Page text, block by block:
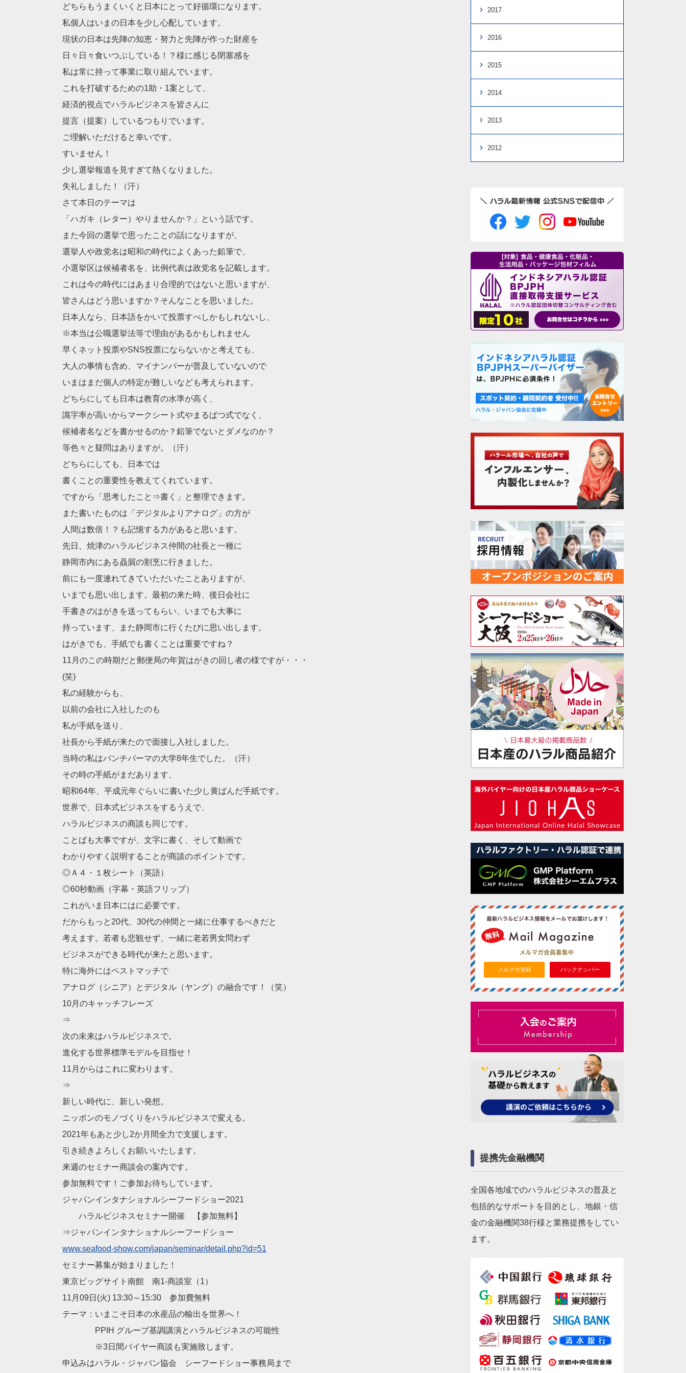
どちらもうまくいくと日本にとって好循環になります。
私個人はいまの日本を少し心配しています。
現状の日本は先陣の知恵・努力と先陣が作った財産を
日々日々食いつぶしている！？様に感じる閉塞感を
私は常に持って事業に取り組んでいます。
これを打破するための1助・1案として、
経済的視点でハラルビジネスを皆さんに
提言（提案）しているつもりでいます。
ご理解いただけると幸いです。
すいません！
少し選挙報道を見すぎて熱くなりました。
失礼しました！（汗）
さて本日のテーマは
「ハガキ（レター）やりませんか？」という話です。
また今回の選挙で思ったことの話になりますが、
選挙人や政党名は昭和の時代によくあった鉛筆で、
小選挙区は候補者名を、比例代表は政党名を記載します。
これは今の時代にはあまり合理的ではないと思いますが、
皆さんはどう思いますか？そんなことを思いました。
日本人なら、日本語をかいて投票すべしかもしれないし、
※本当は公職選挙法等で理由があるかもしれません
早くネット投票やSNS投票にならないかと考えても、
大人の事情も含め、マイナンバーが普及していないので
いまはまだ個人の特定が難しいなども考えられます。
どちらにしても日本は教育の水準が高く、
識字率が高いからマークシート式やまるばつ式でなく、
候補者名などを書かせるのか？鉛筆でないとダメなのか？
等色々と疑問はありますが。（汗）
どちらにしても、日本では
書くことの重要性を教えてくれています。
ですから「思考したこと⇒書く」と整理できます。
また書いたものは「デジタルよりアナログ」の方が
人間は数倍！？も記憶する力があると思います。
先日、焼津のハラルビジネス仲間の社長と一種に
静岡市内にある贔屓の割烹に行きました。
前にも一度連れてきていただいたことありますが、
いまでも思い出します。最初の来た時、後日会社に
手書きのはがきを送ってもらい、いまでも大事に
持っています、また静岡市に行くたびに思い出します。
はがきでも、手紙でも書くことは重要ですね？
11月のこの時期だと郵便局の年賀はがきの回し者の様ですが・・・
(笑)
私の経験からも、
以前の会社に入社したのも
私が手紙を送り、
社長から手紙が来たので面接し入社しました。
当時の私はパンチパーマの大学8年生でした。（汗）
その時の手紙がまだあります、
昭和64年、平成元年ぐらいに書いた少し黄ばんだ手紙です。
世界で、日本式ビジネスをするうえで、
ハラルビジネスの商談も同じです。
ことばも大事ですが、文字に書く、そして動画で
わかりやすく説明することが商談のポイントです。
◎Ａ４・１枚シート（英語）
◎60秒動画（字幕・英語フリップ）
これがいま日本にはに必要です。
だからもっと20代、30代の仲間と一緒に仕事するべきだと
考えます。若者も悲観せず、一緒に老若男女問わず
ビジネスができる時代が来たと思います。
特に海外にはベストマッチで
アナログ（シニア）とデジタル（ヤング）の融合です！（笑）
10月のキャッチフレーズ
⇒
次の未来はハラルビジネスで。
進化する世界標準モデルを目指せ！
11月からはこれに変わります。
⇒
新しい時代に、新しい発想。
ニッポンのモノづくりをハラルビジネスで変える。
2021年もあと少し2か月間全力で支援します。
引き続きよろしくお願いいたします。
来週のセミナー商談会の案内です。
参加無料です！ご参加お待ちしています。
ジャパンインタナショナルシーフードショー2021
ハラルビジネスセミナー開催 【参加無料】
⇒ジャパンインタナショナルシーフードショー
www.seafood-show.com/japan/seminar/detail.php?id=51
セミナー募集が始まりました！
東京ビッグサイト南館 南1-商談室（1）
11月09日(火) 13:30～15:30 参加費無料
テーマ：いまこそ日本の水産品の輸出を世界へ！
PPIH グループ基調講演とハラルビジネスの可能性
※3日間バイヤー商談も実施致します。
申込みはハラル・ジャパン協会 シーフードショー事務局まで
2017
2016
2015
2014
2013
2012
メルマガ登録 バックナンバー
提携先金融機関
全国各地域でのハラルビジネスの普及と
包括的なサポートを目的とし、地銀・信
金の金融機関38行様と業務提携をしてい
ます。